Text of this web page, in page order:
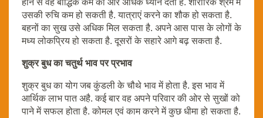
उसकी रुचि कम हो सकती है. यात्राएं करने का शौक हो सकता है.
बहनों का सुख उसे अधिक मिल सकता है. अपने आस पास के लोगों के
मध्य लोकप्रिय हो सकता है. दूसरों के सहारे आगे बढ़ सकता है.
शुक्र बुध का चतुर्थ भाव पर प्रभाव
शुक्र बुध का योग जब कुंडली के चौथे भाव में होता है. इस भाव में
आर्थिक लाभ पात अहै. कई बार वह अपने परिवार की ओर से सुखों को
पाने में सफल होता है. कोमल एवं काम करने में कुछ धीमा हो सकता है.